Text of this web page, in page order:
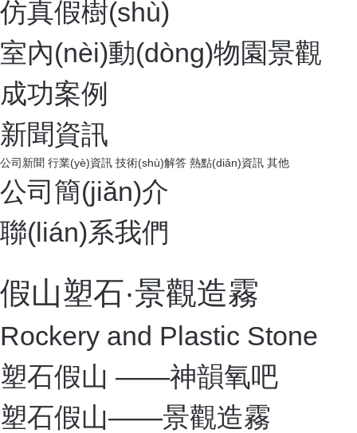
仿木工程
仿真假樹(shù)
室內(nèi)動(dòng)物園景觀
成功案例
新聞資訊
行業(yè)資訊
公司簡(jiǎn)介
聯(lián)系我們